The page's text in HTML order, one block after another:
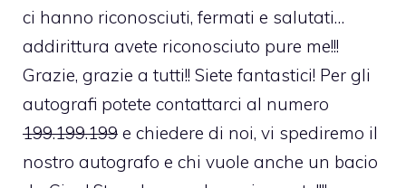
ci hanno riconosciuti, fermati e salutati…
addirittura avete riconosciuto pure me!!!
Grazie, grazie a tutti!! Siete fantastici! Per gli
autografi potete contattarci al numero
199.199.199 e chiedere di noi, vi spediremo il
nostro autografo e chi vuole anche un bacio